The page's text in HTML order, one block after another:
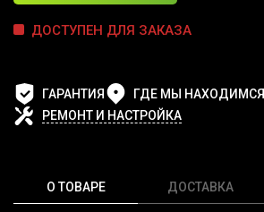
ДОСТУПЕН ДЛЯ ЗАКАЗА
ГАРАНТИЯ
ГДЕ МЫ НАХОДИМСЯ
РЕМОНТ И НАСТРОЙКА
О ТОВАРЕ ДОСТАВКА